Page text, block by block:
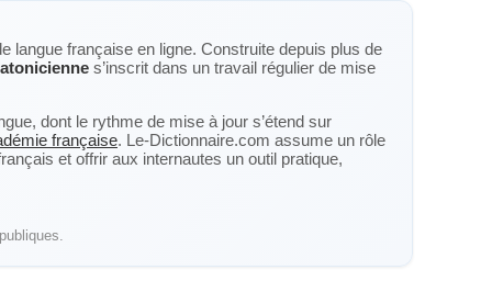
langue française en ligne. Construite depuis plus de
s’inscrit dans un travail régulier de mise
dont le rythme de mise à jour s’étend sur
française. Le-Dictionnaire.com assume un rôle
et offrir aux internautes un outil pratique,